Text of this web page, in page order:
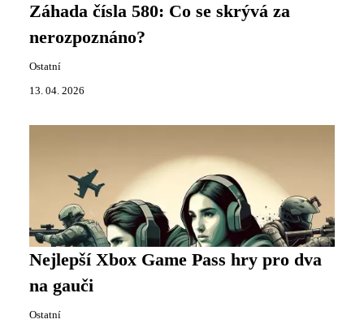
Záhada čísla 580: Co se skrývá za
nerozpoznáno?
Ostatní
13. 04. 2026
Nejlepší Xbox Game Pass hry pro dva
na gauči
Ostatní